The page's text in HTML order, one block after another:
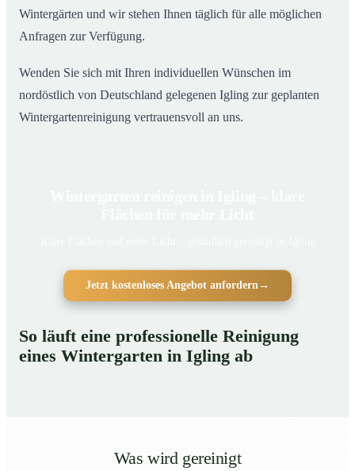
Wintergärten und wir stehen Ihnen täglich für alle möglichen
Anfragen zur Verfügung.
Wenden Sie sich mit Ihren individuellen Wünschen im
nordöstlich von Deutschland gelegenen Igling zur geplanten
Wintergartenreinigung vertrauensvoll an uns.
Jetzt kostenloses Angebot anfordern→
So läuft eine professionelle Reinigung
eines Wintergarten in Igling ab
Was wird gereinigt